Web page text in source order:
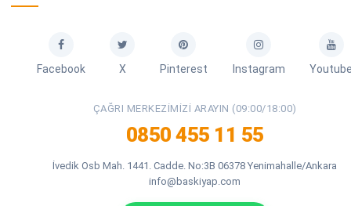
Facebook X Pinterest Instagram
ÇAĞRI MERKEZIMIZI ARAYIN (09:00/18:00)
0850 455 11 55
İvedik Osb Mah. 1441. Cadde. No:3B 06378 Yenimahalle/Ankara
info@baskiyap.com